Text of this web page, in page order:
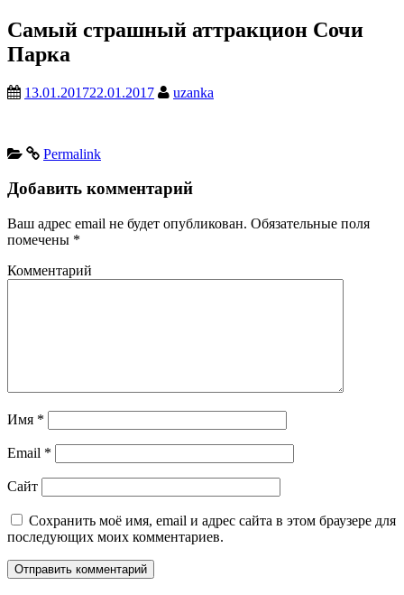
Самый страшный аттракцион Сочи
Парка
13.01.201722.01.2017 uzanka
Permalink
Добавить комментарий
Ваш адрес email не будет опубликован. Обязательные поля
помечены *
Комментарий
Имя *
Email *
Сайт
Сохранить моё имя, email и адрес сайта в этом браузере для
последующих моих комментариев.